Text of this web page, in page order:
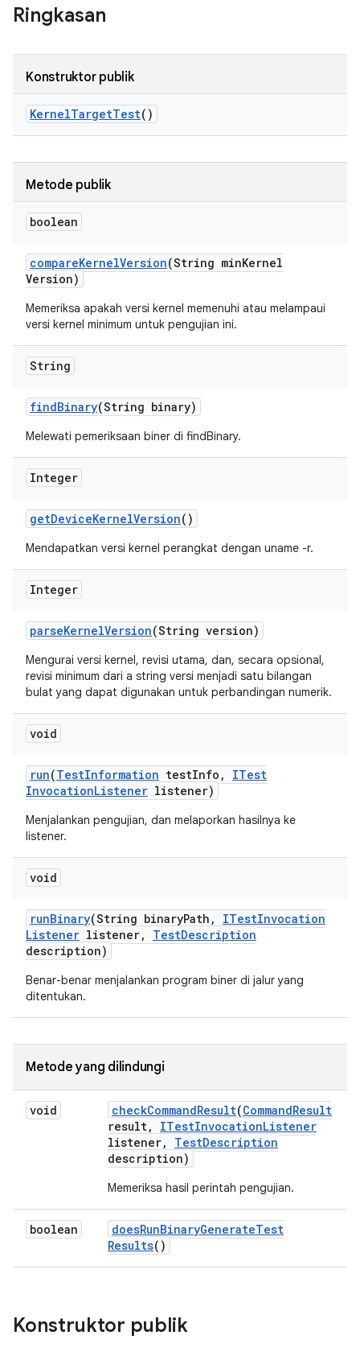
Ringkasan
Konstruktor publik
KernelTargetTest()
Metode publik
boolean
compareKernelVersion(String minKernel
Version)
Memeriksa apakah versi kernel memenuhi atau melampaui
versi kernel minimum untuk pengujian ini.
String
findBinary(String binary)
Melewati pemeriksaan biner di findBinary.
Integer
getDeviceKernelVersion()
Mendapatkan versi kernel perangkat dengan uname -r.
Integer
parseKernelVersion(String version)
Mengurai versi kernel, revisi utama, dan, secara opsional,
revisi minimum dari a string versi menjadi satu bilangan
bulat yang dapat digunakan untuk perbandingan numerik.
void
run(TestInformation testInfo ,
ITest
InvocationListener listener)
Menjalankan pengujian, dan melaporkan hasilnya ke
listener.
void
runBinary(String binaryPath , ITestInvocation
Listener listener, TestDescription
description)
Benar-benar menjalankan program biner di jalur yang
ditentukan.
Metode yang dilindungi
void checkCommandResult(CommandResult
result, ITestInvocationListener
listener, TestDescription
description)
Memeriksa hasil perintah pengujian.
boolean doesRunBinaryGenerateTest
Results()
Konstruktor publik